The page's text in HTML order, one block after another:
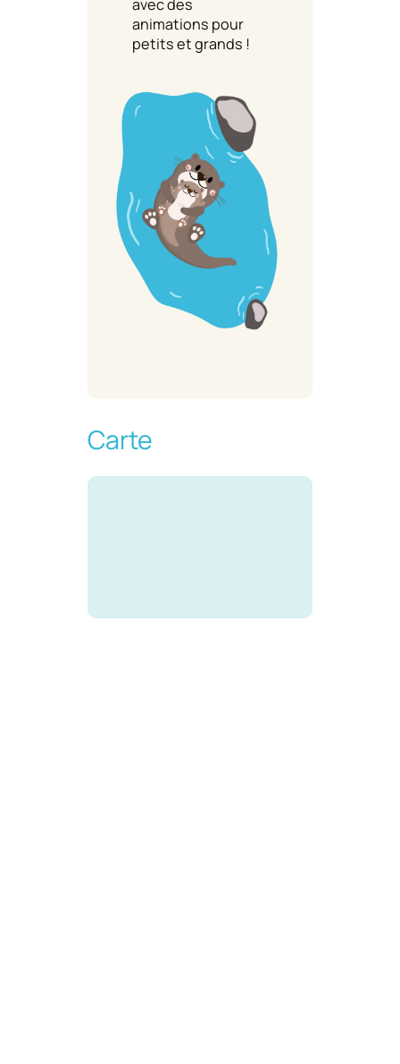
avec des
animations pour
petits et grands !
Carte